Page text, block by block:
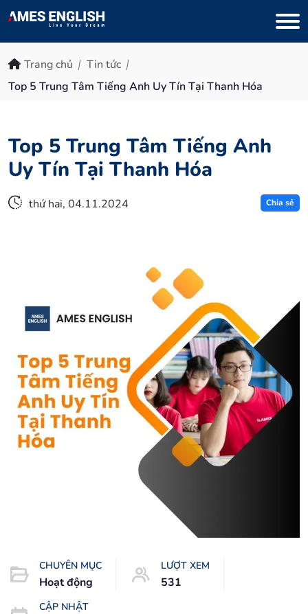
Trang chủ
Tin tức
Top 5 Trung Tâm Tiếng Anh Uy Tín Tại Thanh Hóa
Top 5 Trung Tâm Tiếng Anh
Uy Tín Tại Thanh Hóa
thứ hai, 04.11.2024 Chia sẻ
CHUYÊN MỤC
Hoạt động
LƯỢT XEM
531
CẬP NHẬT